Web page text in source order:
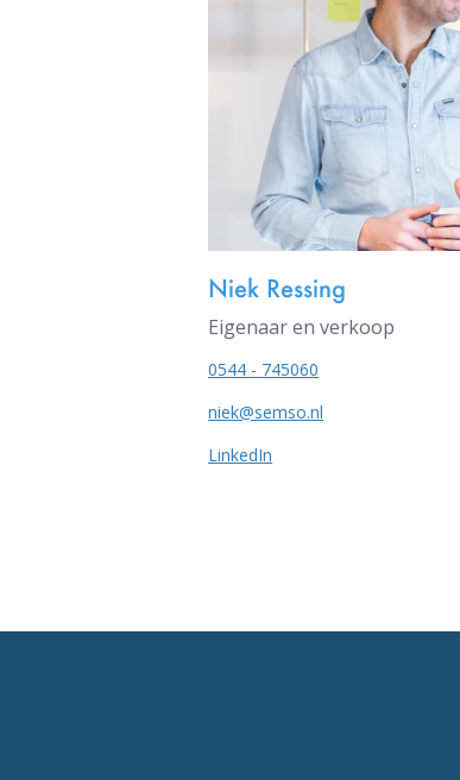
Niek Ressing
Eigenaar en verkoop
0544 - 745060
niek@semso.nl
LinkedIn